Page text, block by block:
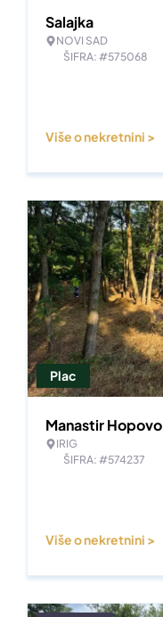
Salajka
NOVI SAD
ŠIFRA: #575068
Više o nekretnini >
Plac
Manastir Hopovo
IRIG
ŠIFRA: #574237
Više o nekretnini >